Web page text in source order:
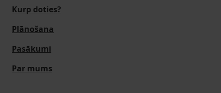
Kurp doties?
Plānošana
Pasākumi
Par mums